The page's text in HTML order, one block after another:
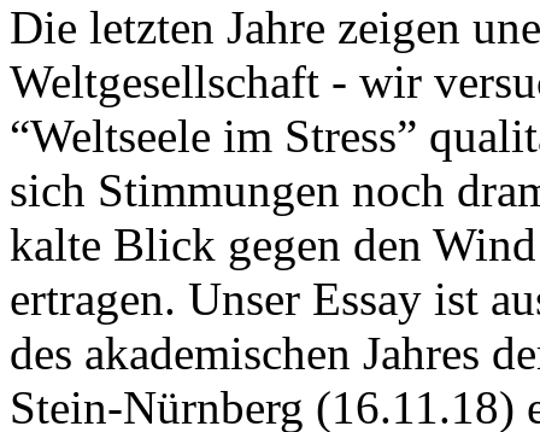
Die letzten Jahre zeigen
Weltgesellschaft - wir
“Weltseele im Stress”
sich Stimmungen noch
kalte Blick gegen den
ertragen. Unser Essay ist
des akademischen Jahres
Stein-Nürnberg (16.11.18)